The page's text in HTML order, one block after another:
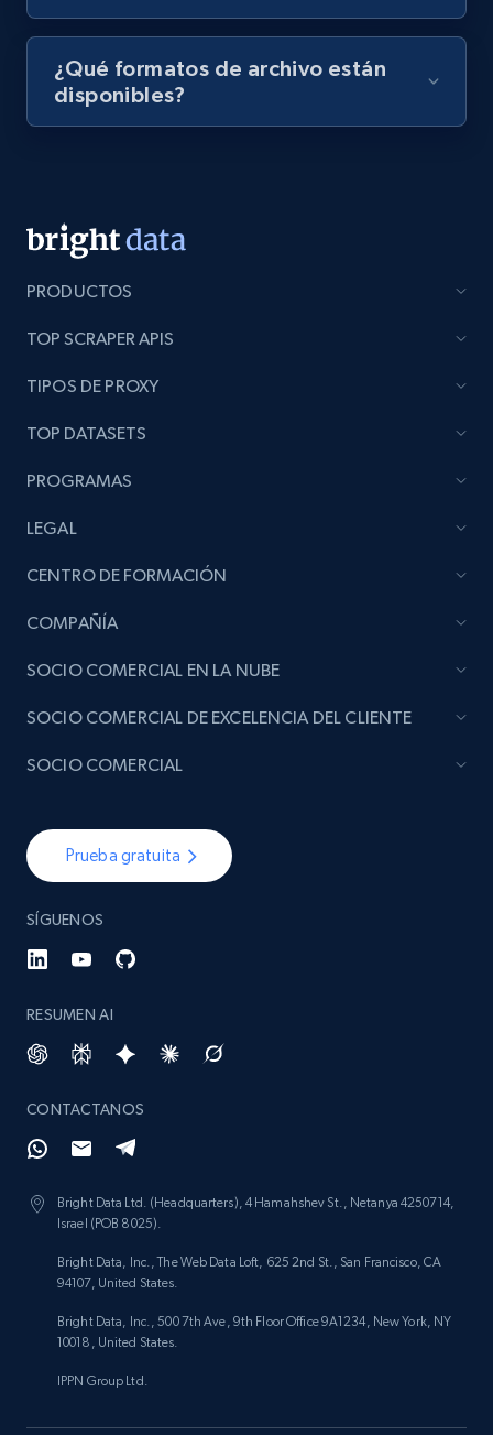
¿Qué formatos de archivo están
disponibles?
PRODUCTOS
TOP SCRAPER APIS
TIPOS DE PROXY
TOP DATASETS
PROGRAMAS
LEGAL
CENTRO DE FORMACIÓN
COMPAÑÍA
Prueba gratuita
SÍGUENOS
RESUMEN AI
CONTACTANOS
Bright Data Ltd. (Headquarters), 4 Hamahshev St., Netanya 4250714,
Israel (POB 8025).
Bright Data, Inc., The Web Data Loft, 625 2nd St., San Francisco, CA
94107, United States.
Bright Data, Inc., 500 7th Ave, 9th Floor Office 9A1234, New York, NY
10018, United States.
IPPN Group Ltd.
SOCIO COMERCIAL EN LA NUBE
SOCIO COMERCIAL DE EXCELENCIA DEL CLIENTE
SOCIO COMERCIAL